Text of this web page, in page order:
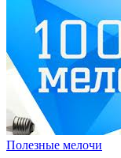
Полезные мелочи